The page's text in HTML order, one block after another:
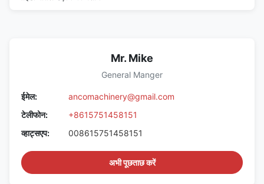
Mr. Mike
General Manger
ईमेल:
ancomachinery@gmail.com
टेलीफोन:
+8615751458151
व्हाट्सएप:
008615751458151
अभी पूछताछ करें